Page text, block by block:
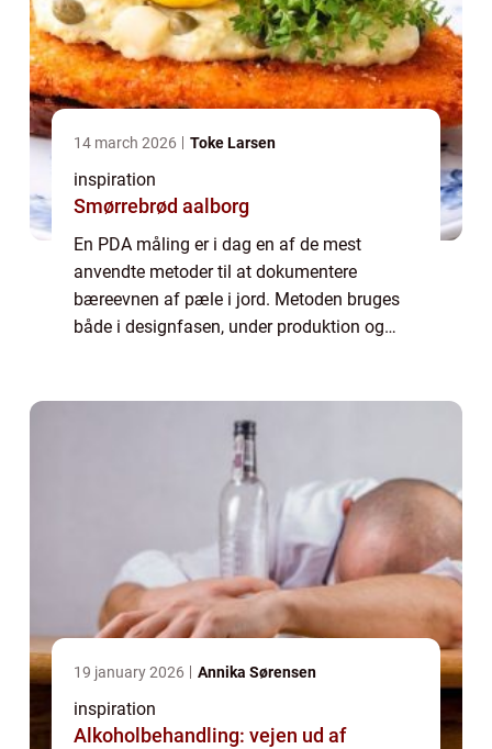
14 march 2026 Toke Larsen
inspiration
Smørrebrød aalborg
En PDA måling er i dag en af de mest
anvendte metoder til at dokumentere
bæreevnen af pæle i jord. Metoden bruges
både i designfasen, under produktion og
19 january 2026 Annika Sørensen
inspiration
Alkoholbehandling: vejen ud af